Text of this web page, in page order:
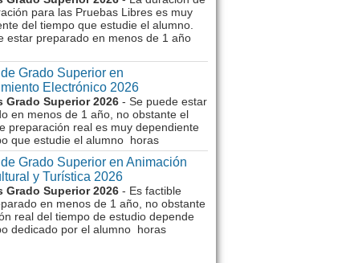
para las Pruebas Libres es muy
del tiempo que estudie el alumno.
estar preparado en menos de 1 año
Grado Superior en
Electrónico 2026
Grado Superior 2026 - Se puede estar
en menos de 1 año, no obstante el
preparación real es muy dependiente
que estudie el alumno horas
Grado Superior en Animación
y Turística 2026
Grado Superior 2026 - Es factible
en menos de 1 año, no obstante
real del tiempo de estudio depende
dedicado por el alumno horas